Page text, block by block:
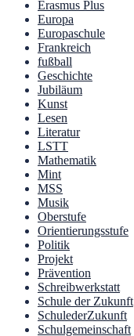
Erasmus Plus
Europa
Europaschule
Frankreich
fußball
Geschichte
Jubiläum
Kunst
Lesen
Literatur
LSTT
Mathematik
Mint
MSS
Musik
Oberstufe
Orientierungsstufe
Politik
Projekt
Prävention
Schreibwerkstatt
Schule der Zukunft
SchulederZukunft
Schulgemeinschaft